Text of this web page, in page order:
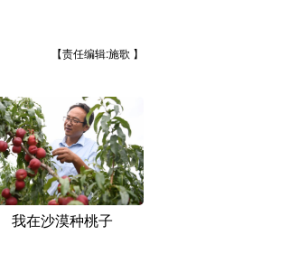
【责任编辑:施歌 】
我在沙漠种桃子